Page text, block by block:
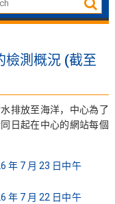
檢測概況 (截至
排放至海洋，中心為了
日起在中心的網站每個
年 7 月 23 日中午
年 7 月 22 日中午